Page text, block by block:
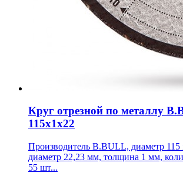
Круг отрезной по металлу
115х1х22
Производитель B.BULL, диаметр
диаметр 22,23 мм, толщина 1 мм,
55 шт...